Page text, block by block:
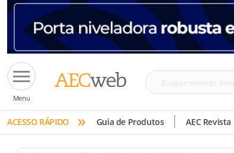
Menu
Busque
tinta,
etc
ACESSO RÁPIDO » Guia de Produtos AEC Revista